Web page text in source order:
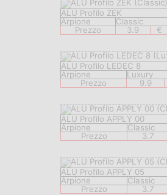
ALU Profilo ZEK
Arpione
Classic
Prezzo
3.9 €
ALU Profilo LEDEC 8
Arpione
Luxury
Prezzo
9.9
ALU Profilo APPLY 00
Arpione
Classic
Prezzo
3.7
ALU Profilo APPLY 05
Arpione
Classic
Prezzo
3.7